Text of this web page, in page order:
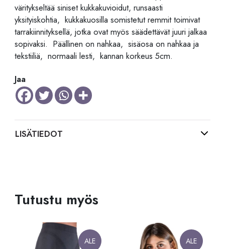
väritykseltää siniset kukkakuvioidut, runsaasti
yksityiskohtia, kukkakuosilla somistetut remmit toimivat
tarrakiinnityksellä, jotka ovat myös säädettävät juuri jalkaa
sopivaksi. Päällinen on nahkaa, sisäosa on nahkaa ja
tekstiiliä, normaali lesti, kannan korkeus 5cm.
Jaa
LISÄTIEDOT
Tutustu myös
ALE ALE